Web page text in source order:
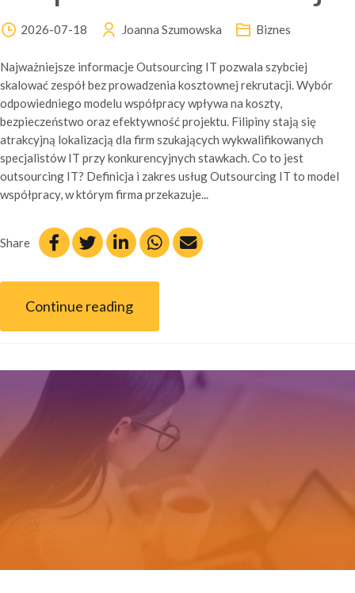
2026-07-18 Joanna Szumowska Biznes
Najważniejsze informacje Outsourcing IT pozwala szybciej
skalować zespół bez prowadzenia kosztownej rekrutacji. Wybór
odpowiedniego modelu współpracy wpływa na koszty,
bezpieczeństwo oraz efektywność projektu. Filipiny stają się
atrakcyjną lokalizacją dla firm szukających wykwalifikowanych
specjalistów IT przy konkurencyjnych stawkach. Co to jest
outsourcing IT? Definicja i zakres usług Outsourcing IT to model
współpracy, w którym firma przekazuje...
Share
Continue reading